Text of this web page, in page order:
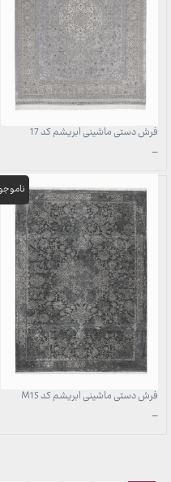
فرش دستی ماشینی ابریشم کد 17
–محدوده
1,707,000 تومان
49,700,000 تومان
فرش دستی ماشینی ابریشم کد M15
–محدوده